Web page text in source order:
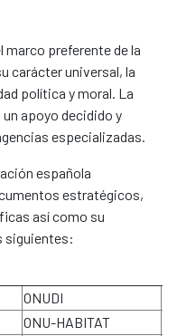
marco preferente de la
carácter universal, la
política y moral. La
apoyo decidido y
especializadas.
española
estratégicos,
así como su
siguientes:
ONUDI
ONU-HABITAT